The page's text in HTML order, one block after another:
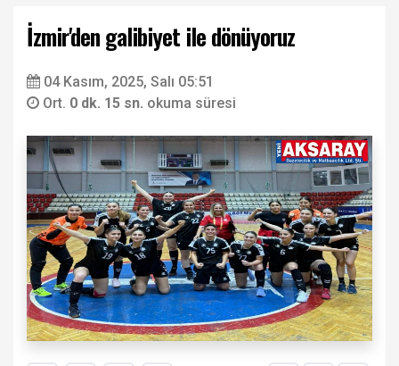
İzmir'den galibiyet ile dönüyoruz
04 Kasım, 2025, Salı 05:51
Ort. 0 dk. 15 sn. okuma süresi